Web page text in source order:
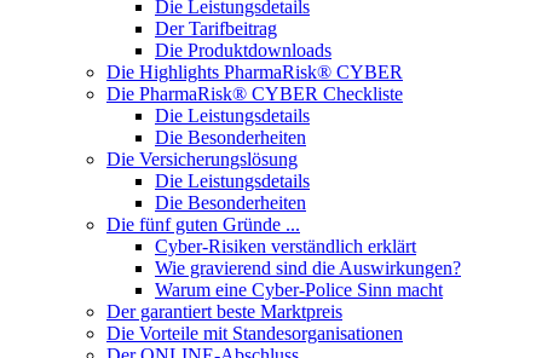
Die Leistungsdetails
Der Tarifbeitrag
Die Produktdownloads
Die Highlights PharmaRisk® CYBER
Die PharmaRisk® CYBER Checkliste
Die Leistungsdetails
Die Besonderheiten
Die Versicherungslösung
Die Leistungsdetails
Die Besonderheiten
Die fünf guten Gründe ...
Cyber-Risiken verständlich erklärt
Wie gravierend sind die Auswirkungen?
Warum eine Cyber-Police Sinn macht
Der garantiert beste Marktpreis
Die Vorteile mit Standesorganisationen